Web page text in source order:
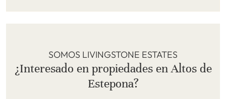
SOMOS LIVINGSTONE ESTATES
¿Interesado en propiedades en Altos de
Estepona?